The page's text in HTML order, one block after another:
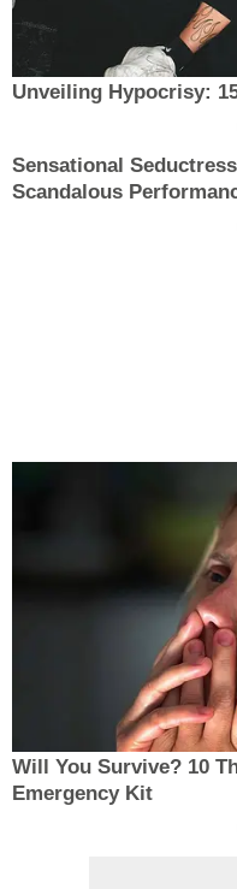
Unveiling Hypocrisy:
Sensational
Scandalous
Will You Survive? 10
Emergency Kit